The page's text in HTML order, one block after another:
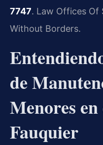
7747. Law Offices Of
Without Borders.
de
Menores
Fauquier